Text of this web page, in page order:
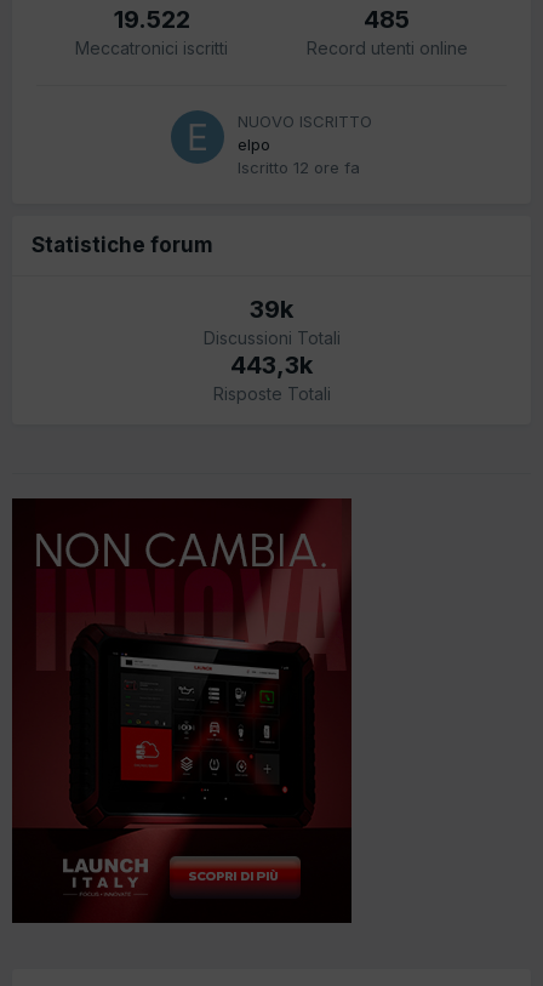
19.522
Meccatronici iscritti
485
Record utenti online
NUOVO ISCRITTO
elpo
Iscritto 12 ore fa
Statistiche forum
39k
Discussioni Totali
443,3k
Risposte Totali